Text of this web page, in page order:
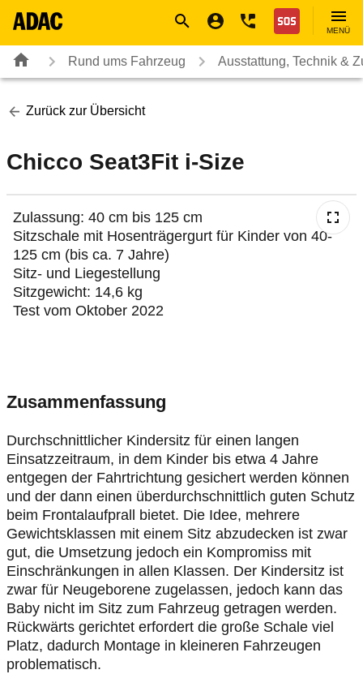
Nothilfe
MENÜ
Rund ums Fahrzeug Ausstattung, Technik &
Zurück zur Übersicht
Chicco Seat3Fit i-Size
Zulassung: 40 cm bis 125 cm
Sitzschale mit Hosenträgergurt für Kinder von 40-
125 cm (bis ca. 7 Jahre)
Sitz- und Liegestellung
Sitzgewicht: 14,6 kg
Test vom Oktober 2022
Zusammenfassung
Durchschnittlicher Kindersitz für einen langen
Einsatzzeitraum, in dem Kinder bis etwa 4 Jahre
entgegen der Fahrtrichtung gesichert werden können
und der dann einen überdurchschnittlich guten Schutz
beim Frontalaufprall bietet. Die Idee, mehrere
Gewichtsklassen mit einem Sitz abzudecken ist zwar
gut, die Umsetzung jedoch ein Kompromiss mit
Einschränkungen in allen Klassen. Der Kindersitz ist
zwar für Neugeborene zugelassen, jedoch kann das
Baby nicht im Sitz zum Fahrzeug getragen werden.
Rückwärts gerichtet erfordert die große Schale viel
Platz, dadurch Montage in kleineren Fahrzeugen
problematisch.